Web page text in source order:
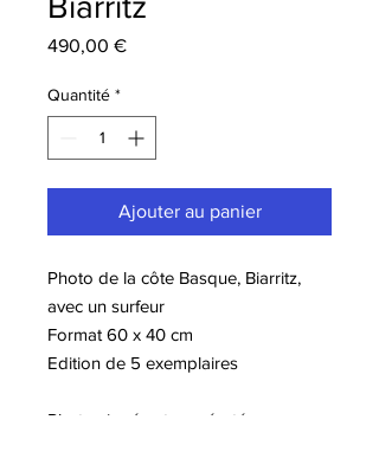
490,00 €Prix
Quantité *
Ajouter au panier
Photo de la côte Basque, Biarritz,
avec un surfeur
Format 60 x 40 cm
Edition de 5 exemplaires
Photo signée et numérotée